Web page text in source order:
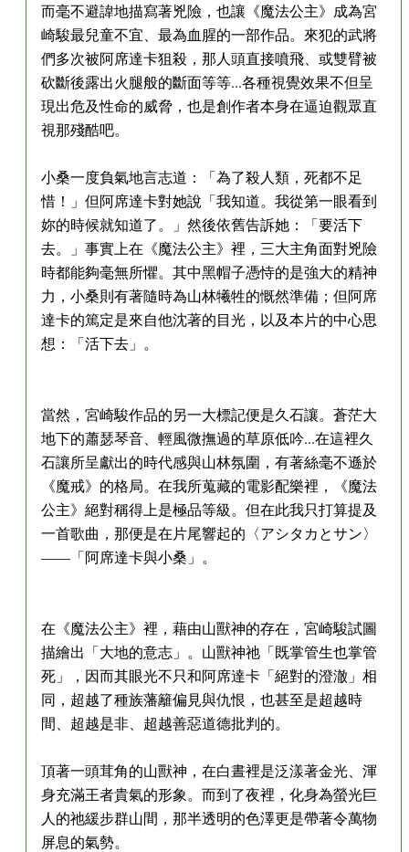
而毫不避諱地描寫著兇險，也讓《魔法公主》成為宮
崎駿最兒童不宜、最為血腥的一部作品。來犯的武將
們多次被阿席達卡狙殺，那人頭直接噴飛、或雙臂被
砍斷後露出火腿般的斷面等等...各種視覺效果不但呈
現出危及性命的威脅，也是創作者本身在逼迫觀眾直
視那殘酷吧。
小桑一度負氣地言志道：「為了殺人類，死都不足
惜！」但阿席達卡對她說「我知道。我從第一眼看到
妳的時候就知道了。」然後依舊告訴她：「要活下
去。」事實上在《魔法公主》裡，三大主角面對兇險
時都能夠毫無所懼。其中黑帽子憑恃的是強大的精神
力，小桑則有著隨時為山林犧牲的慨然準備；但阿席
達卡的篤定是來自他沈著的目光，以及本片的中心思
想：「活下去」。
當然，宮崎駿作品的另一大標記便是久石讓。蒼茫大
地下的蕭瑟琴音、輕風微撫過的草原低吟...在這裡久
石讓所呈獻出的時代感與山林氛圍，有著絲毫不遜於
《魔戒》的格局。在我所蒐藏的電影配樂裡，《魔法
公主》絕對稱得上是極品等級。但在此我只打算提及
一首歌曲，那便是在片尾響起的〈アシタカとサン〉
——「阿席達卡與小桑」。
在《魔法公主》裡，藉由山獸神的存在，宮崎駿試圖
描繪出「大地的意志」。山獸神祂「既掌管生也掌管
死」，因而其眼光不只和阿席達卡「絕對的澄澈」相
同，超越了種族藩籬偏見與仇恨，也甚至是超越時
間、超越是非、超越善惡道德批判的。
頂著一頭茸角的山獸神，在白晝裡是泛漾著金光、渾
身充滿王者貴氣的形象。而到了夜裡，化身為螢光巨
人的祂緩步群山間，那半透明的色澤更是帶著令萬物
屏息的氣勢。